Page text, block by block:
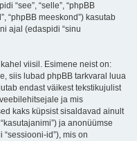
“see”, “selle”, “phpBB
“phpBB meeskond”) kasutab
ajal (edaspidi “sinu
viisil. Esimene neist on:
siis lubad phpBB tarkvaral luua
endast väikest tekstikujulist
ja mis
kaks küpsist sisaldavad ainult
ja anonüümse
id”), mis on